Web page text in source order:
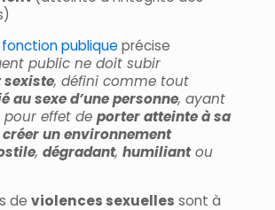
publique précise
public ne doit subir
sexiste, défini comme tout
au sexe d’une personne, ayant
effet de porter atteinte à sa
créer un environnement
, dégradant, humiliantou
de violences sexuelles sont à